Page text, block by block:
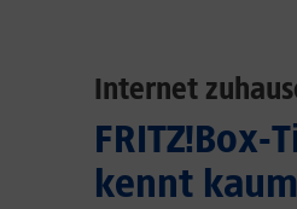
Internet
kennt